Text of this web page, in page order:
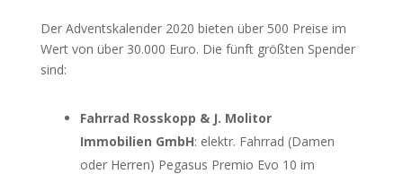
Der Adventskalender 2020 bieten über 500 Preise im
Wert von über 30.000 Euro. Die fünft größten Spender
sind:
Fahrrad Rosskopp & J. Molitor
Immobilien GmbH: elektr. Fahrrad (Damen
oder Herren) Pegasus Premio Evo 10 im